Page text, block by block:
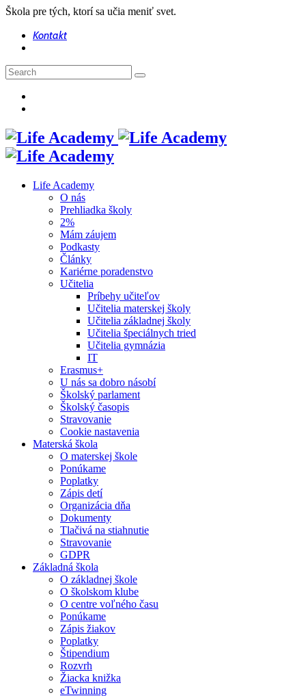
Škola pre tých, ktorí sa učia meniť svet.
Kontakt
Life Academy
O nás
Prehliadka školy
2%
Mám záujem
Podkasty
Články
Kariérne poradenstvo
Učitelia
Príbehy učiteľov
Učitelia materskej školy
Učitelia základnej školy
Učitelia špeciálnych tried
Učitelia gymnázia
IT
Erasmus+
U nás sa dobro násobí
Školský parlament
Školský časopis
Stravovanie
Cookie nastavenia
Materská škola
O materskej škole
Ponúkame
Poplatky
Zápis detí
Organizácia dňa
Dokumenty
Tlačivá na stiahnutie
Stravovanie
GDPR
Základná škola
O základnej škole
O školskom klube
O centre voľného času
Ponúkame
Zápis žiakov
Poplatky
Štipendium
Rozvrh
Žiacka knižka
eTwinning